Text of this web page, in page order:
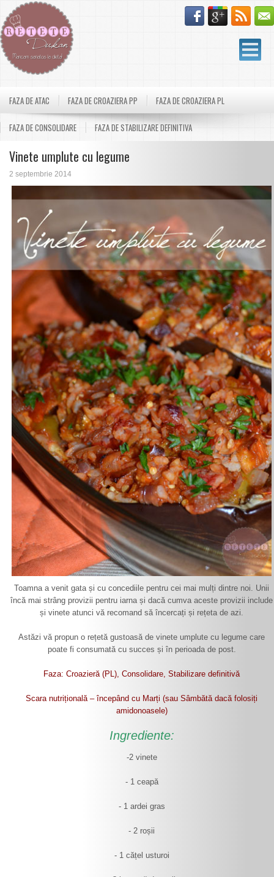
FAZA DE ATAC FAZA DE CROAZIERA PP FAZA DE CROAZIERA PL
FAZA DE CONSOLIDARE FAZA DE STABILIZARE DEFINITIVA
Vinete umplute cu legume
2 septembrie 2014
Toamna a venit gata și cu concediile pentru cei mai mulți dintre noi. Unii
încă mai strâng provizii pentru iarna și dacă cumva aceste provizii include
și vinete atunci vă recomand să încercați și rețeta de azi.
Astăzi vă propun o rețetă gustoasă de vinete umplute cu legume care
poate fi consumată cu succes și în perioada de post.
Faza: Croazieră (PL), Consolidare, Stabilizare definitivă
Scara nutrițională – începând cu Marți (sau Sâmbătă dacă folosiți
amidonoasele)
Ingrediente:
-2 vinete
- 1 ceapă
- 1 ardei gras
- 2 roșii
- 1 cățel usturoi